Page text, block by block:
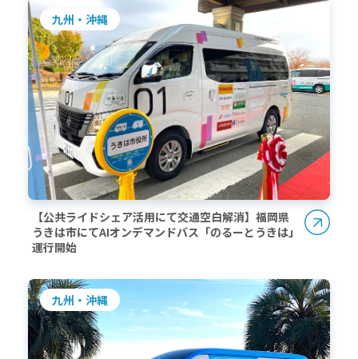
九州・沖縄
【公共ライドシェア活用にて交通空白解消】福岡県
うきは市にてAIオンデマンドバス「のるーとうきは」
運行開始
九州・沖縄